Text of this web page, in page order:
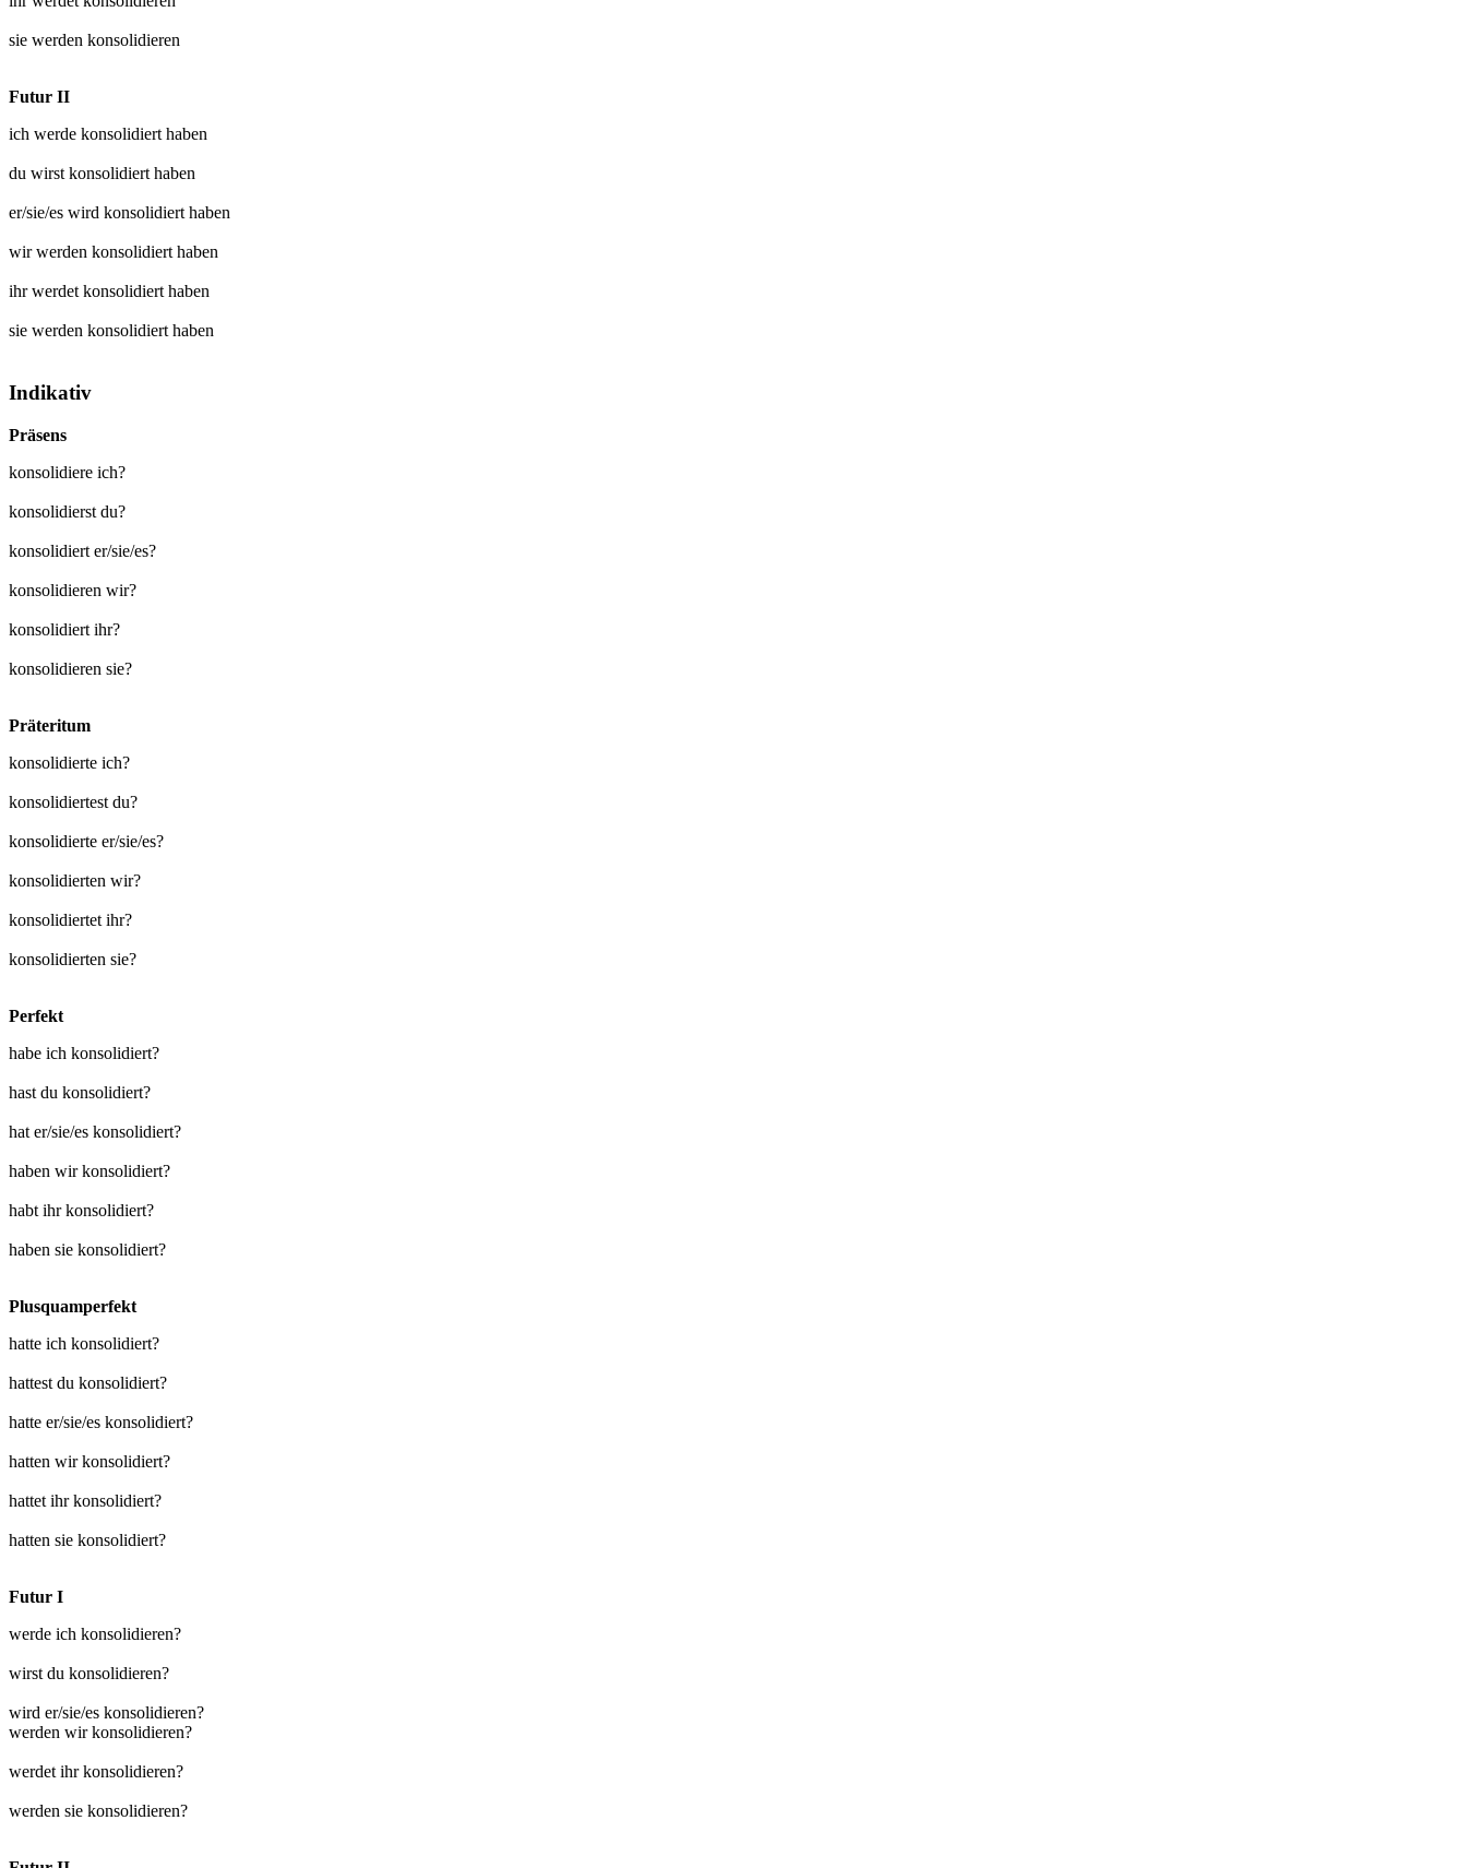
sie werden konsolidieren
Futur II
ich werde konsolidiert haben
du wirst konsolidiert haben
er/sie/es wird konsolidiert haben
wir werden konsolidiert haben
ihr werdet konsolidiert haben
sie werden konsolidiert haben
Indikativ
Präsens
konsolidiere ich?
konsolidierst du?
konsolidiert er/sie/es?
konsolidieren wir?
konsolidiert ihr?
konsolidieren sie?
Präteritum
konsolidierte ich?
konsolidiertest du?
konsolidierte er/sie/es?
konsolidierten wir?
konsolidiertet ihr?
konsolidierten sie?
Perfekt
habe ich konsolidiert?
hast du konsolidiert?
hat er/sie/es konsolidiert?
haben wir konsolidiert?
habt ihr konsolidiert?
haben sie konsolidiert?
Plusquamperfekt
hatte ich konsolidiert?
hattest du konsolidiert?
hatte er/sie/es konsolidiert?
hatten wir konsolidiert?
hattet ihr konsolidiert?
hatten sie konsolidiert?
Futur I
werde ich konsolidieren?
wirst du konsolidieren?
wird er/sie/es konsolidieren?
werden wir konsolidieren?
werdet ihr konsolidieren?
werden sie konsolidieren?